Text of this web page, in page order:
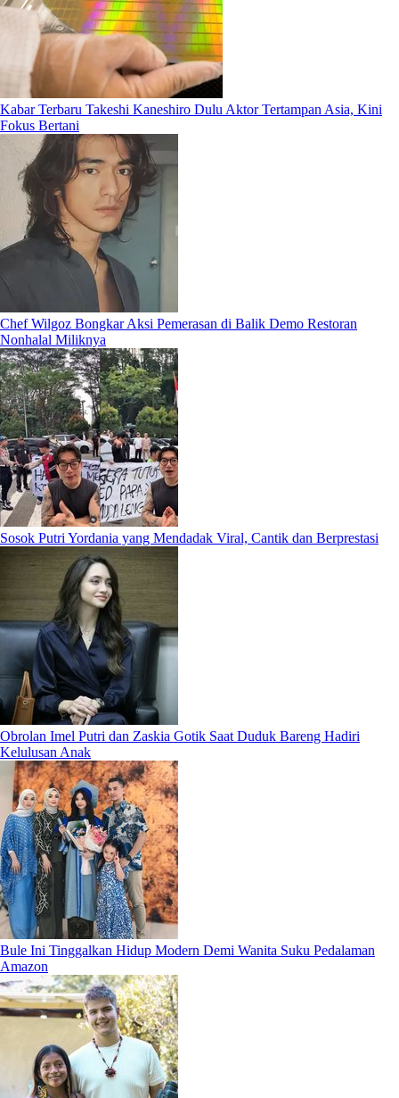
Kabar Terbaru Takeshi Kaneshiro Dulu Aktor Tertampan Asia, Kini
Fokus Bertani
Chef Wilgoz Bongkar Aksi Pemerasan di Balik Demo Restoran
Nonhalal Miliknya
Sosok Putri Yordania yang Mendadak Viral, Cantik dan Berprestasi
Obrolan Imel Putri dan Zaskia Gotik Saat Duduk Bareng Hadiri
Kelulusan Anak
Bule Ini Tinggalkan Hidup Modern Demi Wanita Suku Pedalaman
Amazon